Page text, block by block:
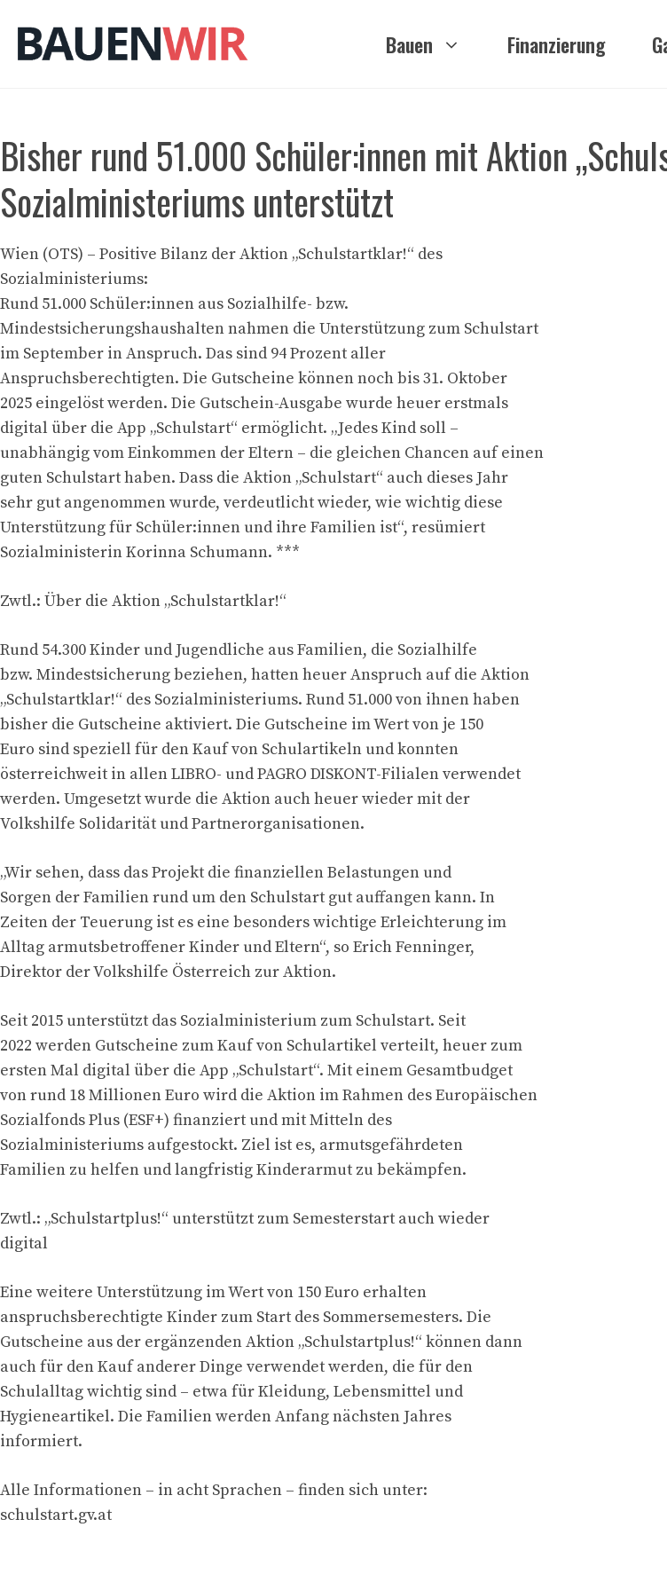
Inhalt
springen
Bauen Finanzierung
Bisher rund 51.000 Schüler:innen mit Aktion
Sozialministeriums unterstützt
Wien (OTS) – Positive Bilanz der Aktion „Schulstartklar!“ des
Sozialministeriums:
Rund 51.000 Schüler:innen aus Sozialhilfe- bzw.
Mindestsicherungshaushalten nahmen die Unterstützung zum Schulstart
im September in Anspruch. Das sind 94 Prozent aller
Anspruchsberechtigten. Die Gutscheine können noch bis 31. Oktober
2025 eingelöst werden. Die Gutschein-Ausgabe wurde heuer erstmals
digital über die App „Schulstart“ ermöglicht. „Jedes Kind soll –
unabhängig vom Einkommen der Eltern – die gleichen Chancen auf einen
guten Schulstart haben. Dass die Aktion „Schulstart“ auch dieses Jahr
sehr gut angenommen wurde, verdeutlicht wieder, wie wichtig diese
Unterstützung für Schüler:innen und ihre Familien ist“, resümiert
Sozialministerin Korinna Schumann. ***
Zwtl.: Über die Aktion „Schulstartklar!“
Rund 54.300 Kinder und Jugendliche aus Familien, die Sozialhilfe
bzw. Mindestsicherung beziehen, hatten heuer Anspruch auf die Aktion
„Schulstartklar!“ des Sozialministeriums. Rund 51.000 von ihnen haben
bisher die Gutscheine aktiviert. Die Gutscheine im Wert von je 150
Euro sind speziell für den Kauf von Schulartikeln und konnten
österreichweit in allen LIBRO- und PAGRO DISKONT-Filialen verwendet
werden. Umgesetzt wurde die Aktion auch heuer wieder mit der
Volkshilfe Solidarität und Partnerorganisationen.
„Wir sehen, dass das Projekt die finanziellen Belastungen und
Sorgen der Familien rund um den Schulstart gut auffangen kann. In
Zeiten der Teuerung ist es eine besonders wichtige Erleichterung im
Alltag armutsbetroffener Kinder und Eltern“, so Erich Fenninger,
Direktor der Volkshilfe Österreich zur Aktion.
Seit 2015 unterstützt das Sozialministerium zum Schulstart. Seit
2022 werden Gutscheine zum Kauf von Schulartikel verteilt, heuer zum
ersten Mal digital über die App „Schulstart“. Mit einem Gesamtbudget
von rund 18 Millionen Euro wird die Aktion im Rahmen des Europäischen
Sozialfonds Plus (ESF+) finanziert und mit Mitteln des
Sozialministeriums aufgestockt. Ziel ist es, armutsgefährdeten
Familien zu helfen und langfristig Kinderarmut zu bekämpfen.
Zwtl.: „Schulstartplus!“ unterstützt zum Semesterstart auch wieder
digital
Eine weitere Unterstützung im Wert von 150 Euro erhalten
anspruchsberechtigte Kinder zum Start des Sommersemesters. Die
Gutscheine aus der ergänzenden Aktion „Schulstartplus!“ können dann
auch für den Kauf anderer Dinge verwendet werden, die für den
Schulalltag wichtig sind – etwa für Kleidung, Lebensmittel und
Hygieneartikel. Die Familien werden Anfang nächsten Jahres
informiert.
Alle Informationen – in acht Sprachen – finden sich unter:
schulstart.gv.at